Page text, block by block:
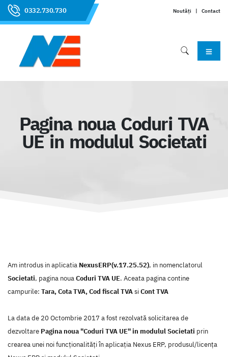
0332.730.730 Noutăți | Contact
Pagina noua Coduri TVA
UE in modulul Societati
Am introdus in aplicatia NexusERP(v.17.25.52), in nomenclatorul
Societati, pagina nouaCoduri TVA UE. Aceata pagina contine
campurile: Tara, Cota TVA, Cod fiscal TVAsiCont TVA
La data de 20 Octombrie 2017 a fost rezolvată solicitarea de
dezvoltare Pagina noua "Coduri TVA UE" in modulul Societati prin
crearea unei noi funcţionalităţi în aplicaţia Nexus ERP, produsul/licenţa